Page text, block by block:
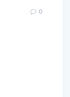
0